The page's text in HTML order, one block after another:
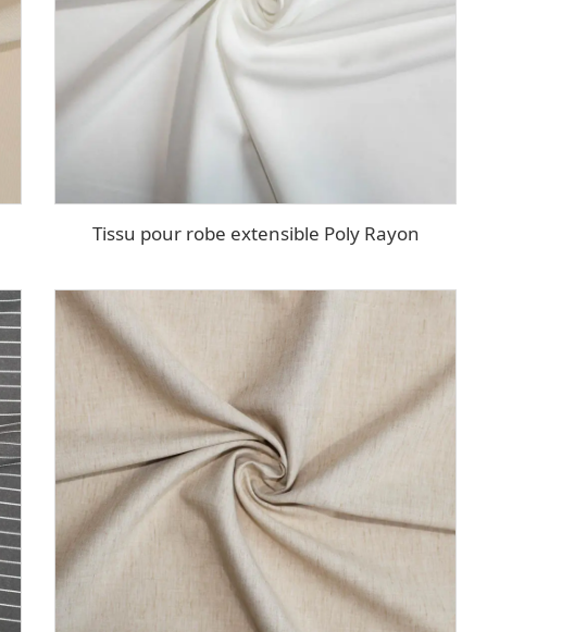
Tissu pour robe extensible Poly Rayon